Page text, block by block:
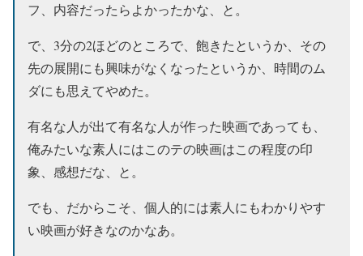
フ、内容だったらよかったかな、と。
で、3分の2ほどのところで、飽きたというか、その
先の展開にも興味がなくなったというか、時間のム
ダにも思えてやめた。
有名な人が出て有名な人が作った映画であっても、
俺みたいな素人にはこのテの映画はこの程度の印
象、感想だな、と。
でも、だからこそ、個人的には素人にもわかりやす
い映画が好きなのかなあ。